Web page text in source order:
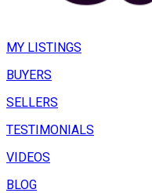
MY LISTINGS
BUYERS
SELLERS
TESTIMONIALS
VIDEOS
BLOG